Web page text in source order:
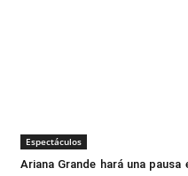
Espectáculos
Ariana Grande hará una pausa